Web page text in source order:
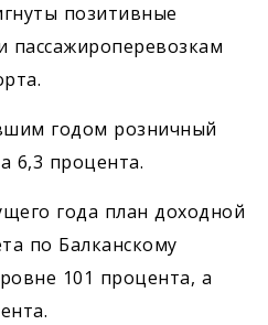
позитивные
пассажироперевозкам
годом розничный
6,3 процента.
года план доходной
по Балканскому
101 процента, а